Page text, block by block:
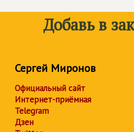
Добавь в
Сергей Миронов
Официальный сайт
Интернет-приёмная
Telegram
Дзен